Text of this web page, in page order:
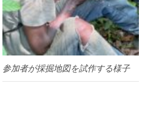
参加者が採掘地図を試作する様子